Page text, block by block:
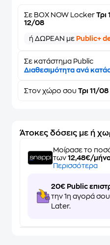
Σε BOX NOW Locker Τρι
12/08
ή ΔΩΡΕΑΝ με Public+
Σε κατάστημα Public
Διαθεσιμότητα ανά
Στον χώρο σου Τρι 11/
Άτοκες δόσεις με ή
Μοίρασε το
των 12,48€/
Περισσότερα
20€ Public
την 1η αγορά
Later.